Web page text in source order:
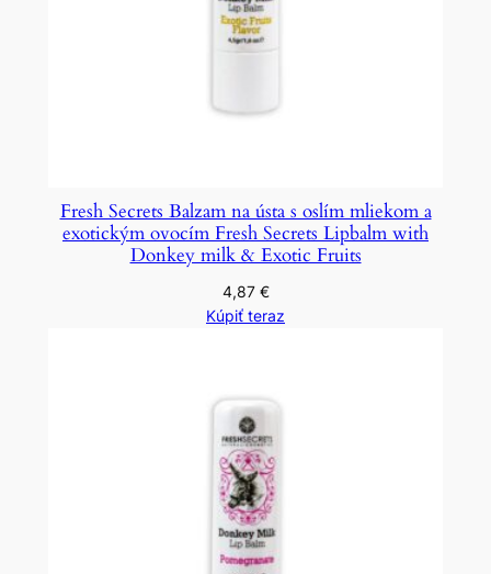
Fresh Secrets Balzam na ústa s oslím mliekom a
exotickým ovocím Fresh Secrets Lipbalm with
Donkey milk & Exotic Fruits
4,87 €
Kúpiť teraz